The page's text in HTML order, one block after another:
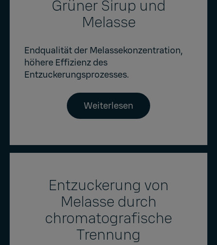
Grüner Sirup und
Melasse
Endqualität der Melassekonzentration,
höhere Effizienz des
Entzuckerungsprozesses.
Weiterlesen
Entzuckerung von
Melasse durch
chromatografische
Trennung